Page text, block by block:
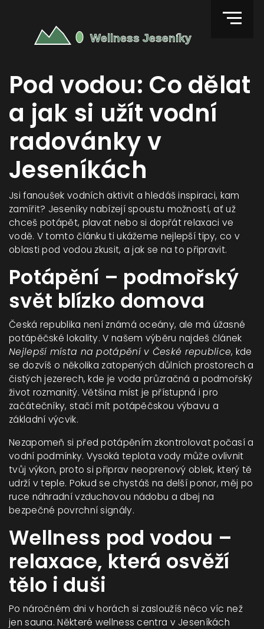
Pod vodou: Co dělat
a jak si užít vodní
radovánky v
Jeseníkách
Jsi fanoušek vodních aktivit a hledáš inspiraci, kam
zamířit? Jeseníky nabízejí spoustu možností, ať už
chceš potápět, plavat nebo si dopřát relaxaci ve
vodě. V tomto článku ti ukážeme nejlepší tipy, co v
oblasti pod vodou zkusit, a jak se na to připravit.
Potápění – podmořský
svět blízko domova
Česká republika není známá oceány, ale má úžasné
potápěčské lokality. V našem výběru najdeš článek
Nejlepší místa na potápění v České republice, kde
se dozvíš o několika zatopených důlních prostorech a
čistých jezerech, kde je voda průzračná a podmořský
život rozmanitý. Většina míst je přístupná i pro
začátečníky, stačí mít potápěčskou výbavu a
základní výcvik.
Nezapomeň si před potápěním zkontrolovat počasí a
vodní podmínky. Vysoká teplota vody může ovlivnit
tvůj výkon, proto si připrav neoprenový oblek, který tě
udrží v teple. Pokud se chystáš na delší ponor, měj po
ruce náhradní vzduchovou nádobu a dbej na
bezpečné povrchní signály.
Wellness pod vodou –
relaxace, která osvěží
tělo i duši
Po náročném dni v horách si zasloužíš něco víc než
jen sauna. Některé wellness centra v Jeseníkách